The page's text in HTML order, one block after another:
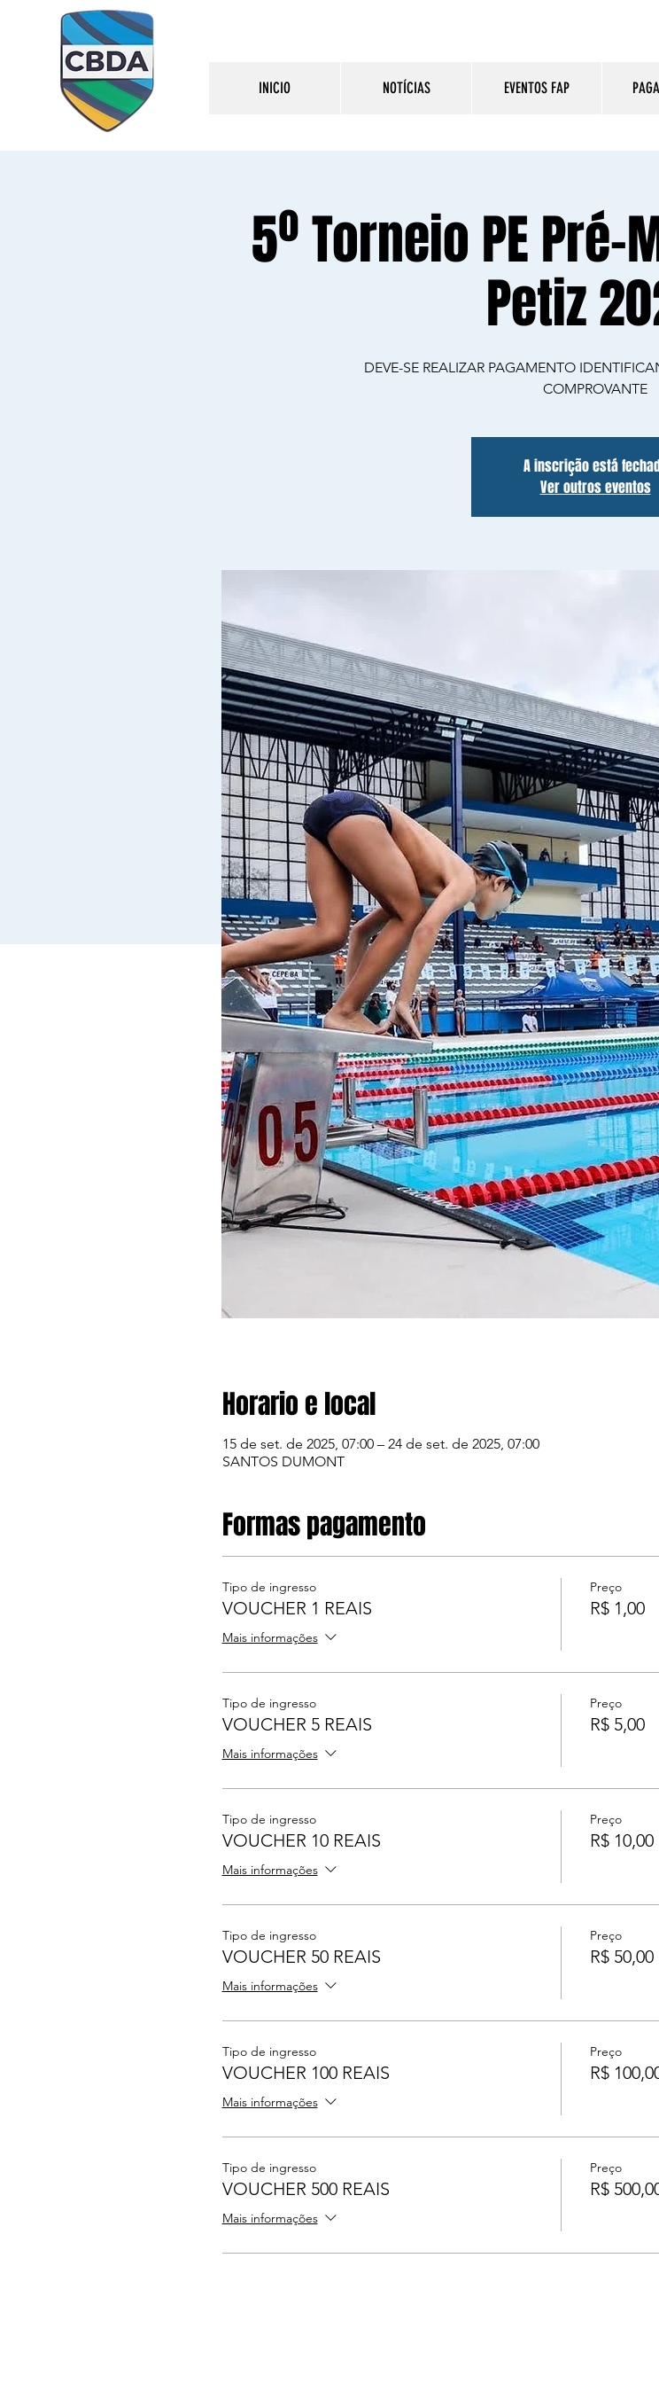
INICIO NOTÍCIAS EVENTOS FAP
5º Torneio PE
Petiz
DEVE-SE REALIZAR PAGAMENTO
COMPROVANTE
A inscrição está
Ver outros eventos
Horario e local
15 de set. de 2025, 07:00 – 24 de set. de 2025, 07:00
SANTOS DUMONT
Formas pagamento
Tipo de ingresso
VOUCHER 1 REAIS
Mais informações
Preço
R$ 1,00
Tipo de ingresso
VOUCHER 5 REAIS
Mais informações
Preço
R$ 5,00
Tipo de ingresso
VOUCHER 10 REAIS
Mais informações
Preço
R$ 10,00
Tipo de ingresso
VOUCHER 50 REAIS
Mais informações
Preço
R$ 50,00
Tipo de ingresso
VOUCHER 100 REAIS
Mais informações
Preço
R$
Tipo de ingresso
VOUCHER 500 REAIS
Mais informações
Preço
R$